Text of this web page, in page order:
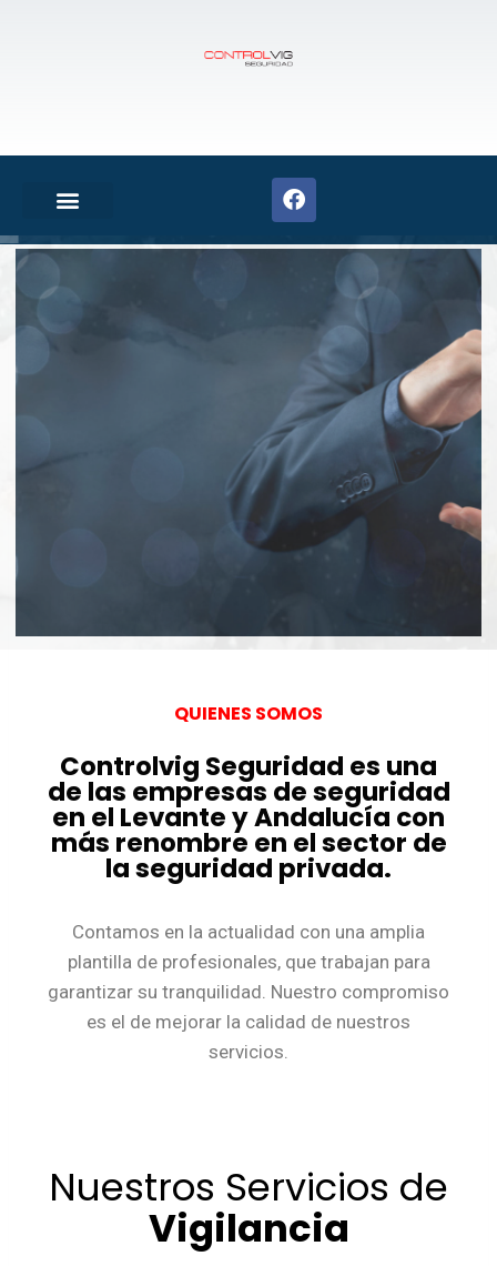
E a m o
A la hora que nos necesite
QUIENES SOMOS
Controlvig Seguridad es una
de las empresas de seguridad
en el Levante y Andalucía con
más renombre en el sector de
la seguridad privada.
Contamos en la actualidad con una amplia
plantilla de profesionales, que trabajan para
garantizar su tranquilidad. Nuestro compromiso
es el de mejorar la calidad de nuestros
servicios.
Nuestros Servicios de
Vigilancia